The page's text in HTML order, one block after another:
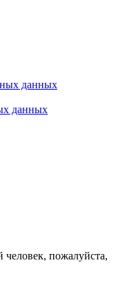
данных
данных
пожалуйста,